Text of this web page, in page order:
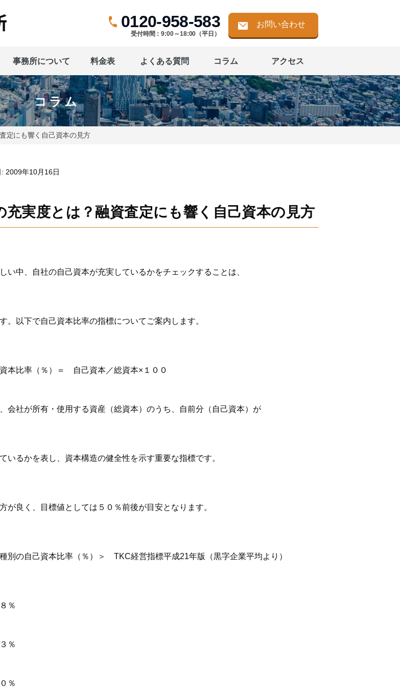
0120-958-583
受付時間：9:00～18:00（平日）
お問い合わせ
事務所について 料金表 よくある質問 コラム アクセス
コラム
定にも響く自己資本の見方
2009年10月16日
充実度とは？融資査定にも響く自己資本の見方
中、自社の自己資本が充実しているかをチェックすることは、
以下で自己資本比率の指標についてご案内します。
比率（％）＝ 自己資本／総資本×１００
会社が所有・使用する資産（総資本）のうち、自前分（自己資本）が
いるかを表し、資本構造の健全性を示す重要な指標です。
が良く、目標値としては５０％前後が目安となります。
別の自己資本比率（％）＞ TKC経営指標平成21年版（黒字企業平均より）
％
３％
％